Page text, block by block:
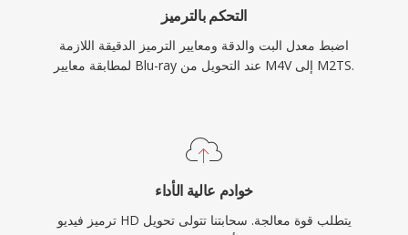
التحكم بالترميز
اضبط معدل البت والدقة ومعايير الترميز الدقيقة اللازمة
لمطابقة معايير Blu-ray عند التحويل من M4V إلى M2TS.
خوادم عالية الأداء
ترميز فيديو HD يتطلب قوة معالجة. سحابتنا تتولى تحويل